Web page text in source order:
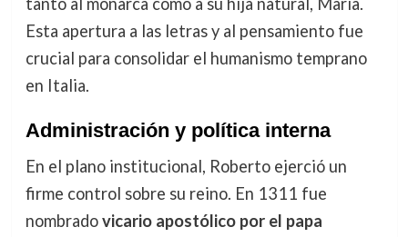
tanto al monarca como a su hija natural, María.
Esta apertura a las letras y al pensamiento fue
crucial para consolidar el humanismo temprano
en Italia.
Administración y política interna
En el plano institucional, Roberto ejerció un
firme control sobre su reino. En 1311 fue
nombradovicario apostólico por el papa